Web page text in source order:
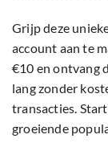
Grijp deze
account aan te
€10 en ontvang
lang zonder
transacties.
groeiende